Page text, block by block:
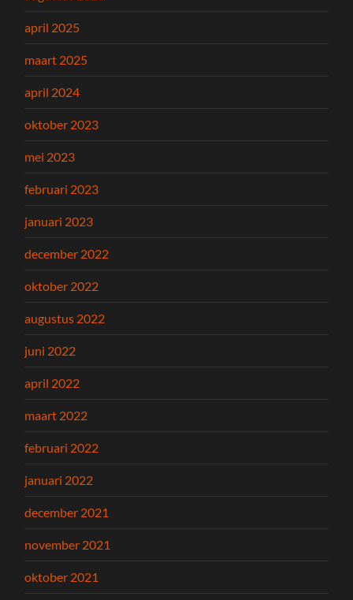
april 2025
maart 2025
april 2024
oktober 2023
mei 2023
februari 2023
januari 2023
december 2022
oktober 2022
augustus 2022
juni 2022
april 2022
maart 2022
februari 2022
januari 2022
december 2021
november 2021
oktober 2021